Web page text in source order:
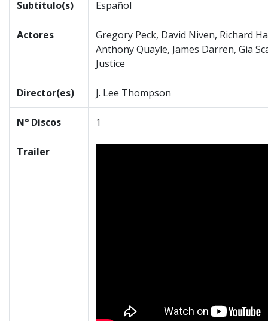
Subtitulo(s) Español
Actores
Gregory Peck, David Niven, Richard
Anthony Quayle, James Darren, Gia
Justice
Director(es) J. Lee Thompson
N° Discos 1
Trailer